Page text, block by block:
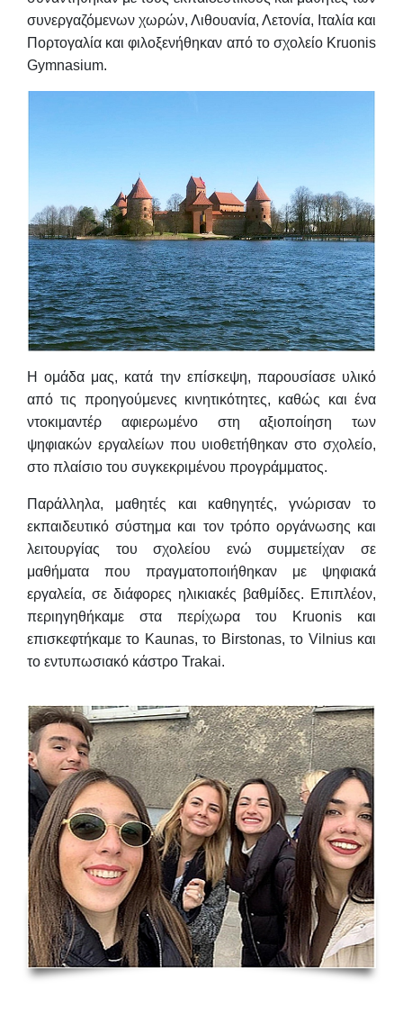
συνεργαζόμενων χωρών, Λιθουανία, Λετονία, Ιταλία και
Πορτογαλία και φιλοξενήθηκαν από το σχολείο Kruonis
Gymnasium.
Η ομάδα μας, κατά την επίσκεψη, παρουσίασε υλικό
από τις προηγούμενες κινητικότητες, καθώς και ένα
ντοκιμαντέρ αφιερωμένο στη αξιοποίηση των
ψηφιακών εργαλείων που υιοθετήθηκαν στο σχολείο,
στο πλαίσιο του συγκεκριμένου προγράμματος.
Παράλληλα, μαθητές και καθηγητές, γνώρισαν το
εκπαιδευτικό σύστημα και τον τρόπο οργάνωσης και
λειτουργίας του σχολείου ενώ συμμετείχαν σε
μαθήματα που πραγματοποιήθηκαν με ψηφιακά
εργαλεία, σε διάφορες ηλικιακές βαθμίδες. Επιπλέον,
περιηγηθήκαμε στα περίχωρα του Kruonis και
επισκεφτήκαμε το Kaunas, το Birstonas, το Vilnius και
το εντυπωσιακό κάστρο Trakai.